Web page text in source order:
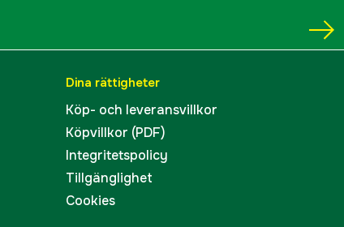
Dina rättigheter
Köp- och leveransvillkor
Köpvillkor (PDF)
Integritetspolicy
Tillgänglighet
Cookies